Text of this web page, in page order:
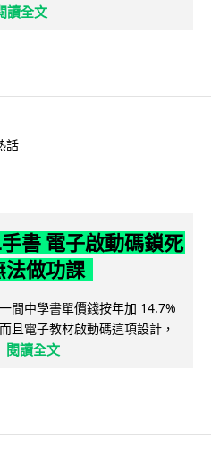
讀全文
話
書 電子啟動碼鎖死
法做功課
間中學書單價錢按年加 14.7%
且電子教材啟動碼這項設計，
閱讀全文